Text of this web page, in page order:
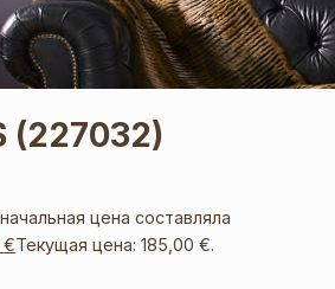
(227032)
цена составляла
€Текущая цена: 185,00 €.